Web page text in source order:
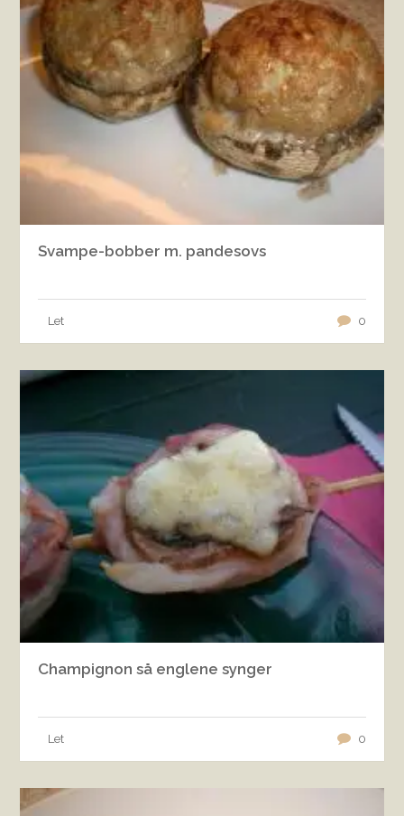
Svampe-bobber m. pandesovs
Let 0
Champignon så englene synger
Let 0